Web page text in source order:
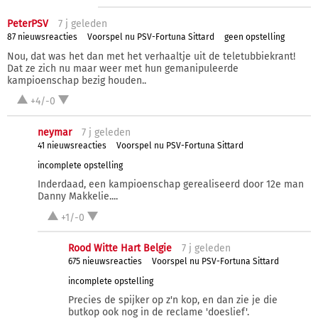
PeterPSV 7 j geleden
87 nieuwsreacties Voorspel nu PSV-Fortuna Sittard geen opstelling
Nou, dat was het dan met het verhaaltje uit de teletubbiekrant!
Dat ze zich nu maar weer met hun gemanipuleerde
kampioenschap bezig houden..
+4/-0
neymar 7 j geleden
41 nieuwsreacties
Voorspel nu PSV-Fortuna Sittard
incomplete opstelling
Inderdaad, een kampioenschap gerealiseerd door 12e man
Danny Makkelie....
+1/-0
Rood Witte Hart Belgie 7 j geleden
675 nieuwsreacties
Voorspel nu PSV-Fortuna Sittard
incomplete opstelling
Precies de spijker op z'n kop, en dan zie je die
butkop ook nog in de reclame 'doeslief'.